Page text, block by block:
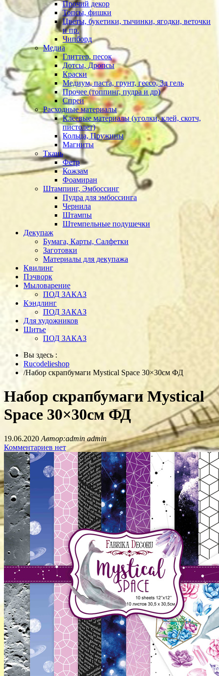
Прочий декор
Топсы, фишки
Цветы, букетики, тычинки, ягодки, веточки
и пр.
Чипборд
Медиа
Глиттер, песок
Дотсы, Дропсы
Краски
Медиум, паста, грунт, гессо, 3д гель
Прочее (топпинг, пудра и др)
Спреи
Расходные материалы
Клеевые материалы (уголки, клей, скотч,
пистолет)
Кольца, Пружины
Магниты
Ткань
Фетр
Кожзам
Фоамиран
Штампинг, Эмбоссинг
Пудра для эмбоссинга
Чернила
Штампы
Штемпельные подушечки
Декупаж
Бумага, Карты, Салфетки
Заготовки
Материалы для декупажа
Квилинг
Пэчворк
Мыловарение
ПОД ЗАКАЗ
Кэндлинг
ПОД ЗАКАЗ
Для художников
Шитье
ПОД ЗАКАЗ
Вы здесь :
Rucodelieshop
/Набор скрапбумаги Mystical Space 30×30см ФД
Набор скрапбумаги Mystical
Space 30×30см ФД
19.06.2020 Автор:admin admin
Комментариев нет